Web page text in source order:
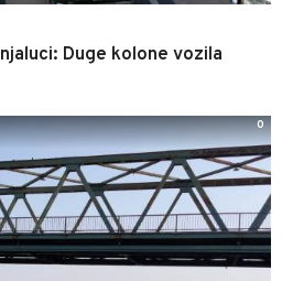
Duge kolone vozila
0